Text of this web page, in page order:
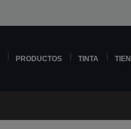
PRODUCTOS TINTA